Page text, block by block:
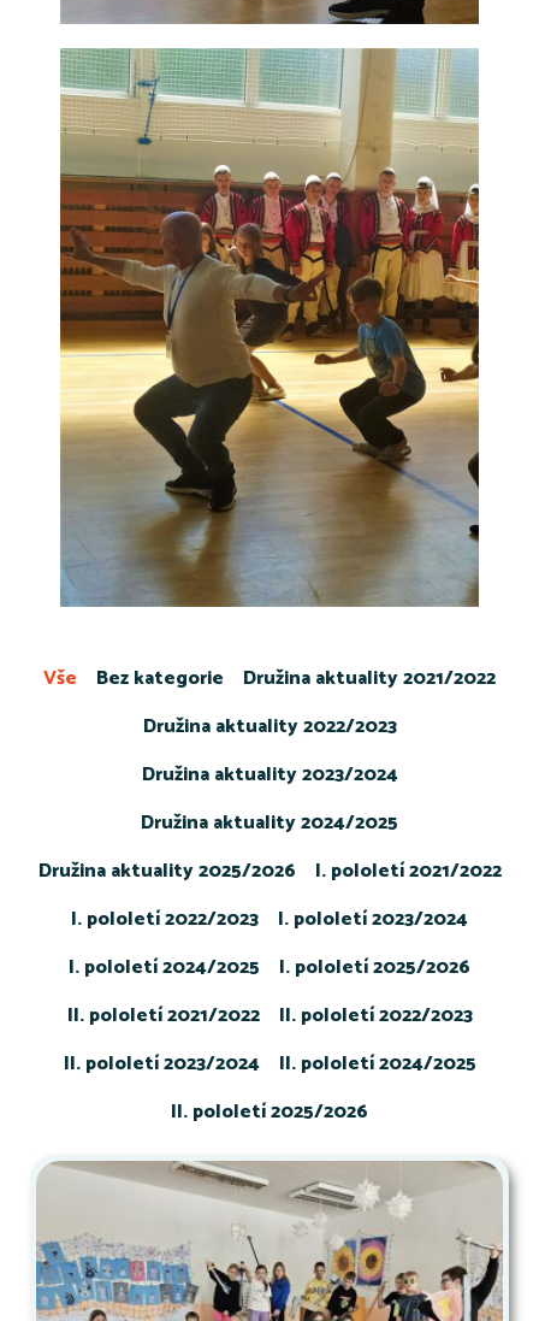
Bez kategorie
Družina aktuality 2021/2022
Družina aktuality 2022/2023
Družina aktuality 2023/2024
Družina aktuality 2024/2025
Družina aktuality 2025/2026
I. pololetí 2021/2022
I. pololetí 2022/2023
I. pololetí 2023/2024
I. pololetí 2024/2025
I. pololetí 2025/2026
II. pololetí 2021/2022
II. pololetí 2022/2023
II. pololetí 2023/2024
II. pololetí 2024/2025
II. pololetí 2025/2026
Vše